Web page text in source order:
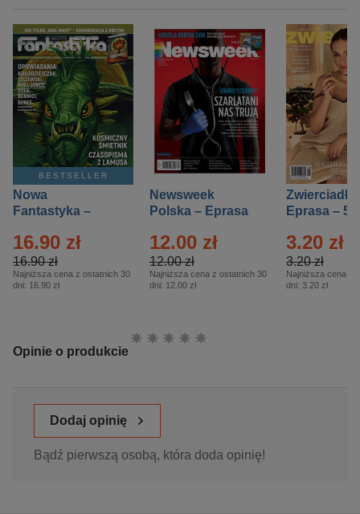
BESTSELLER
Nowa
Fantastyka –
16.90 zł
16.90 zł
Najniższa cena z ostatnich 30
dni: 16.90 zł
Newsweek
Polska – Eprasa
12.00 zł
12.00 zł
Najniższa cena z ostatnich 30
dni: 12.00 zł
Zwierciadło
Eprasa – 5/
3.20 zł
3.20 zł
Najniższa cena z
dni: 3.20 zł
Opinie o produkcie
Ocena:
Dodaj opinię
Bądź pierwszą osobą, która doda opinię!